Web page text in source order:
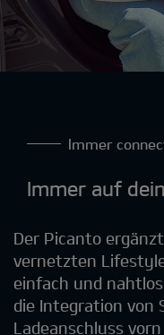
Immer
Immer auf
Der Picanto
vernetzten
einfach und
die Integration von
Ladeanschluss